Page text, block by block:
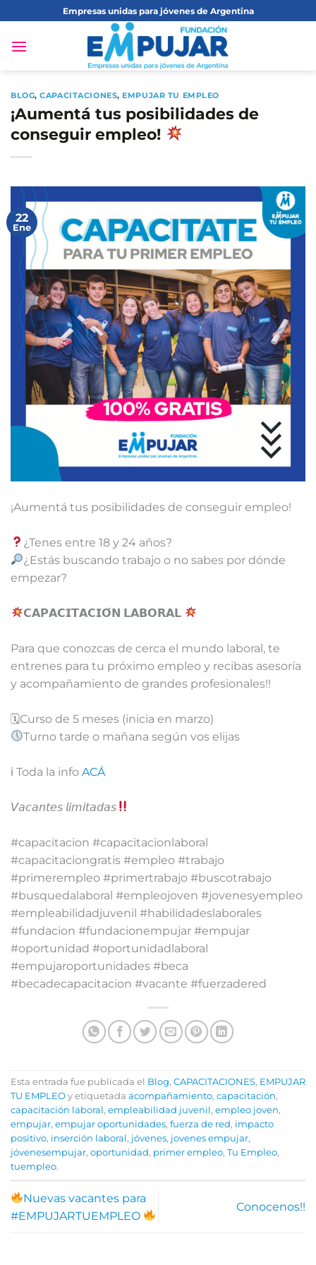
al
contenido
Empresas unidas para jóvenes de Argentina
BLOG,CAPACITACIONES, EMPUJAR TU EMPLEO
¡Aumentá tus posibilidades de
conseguir empleo!
22
Ene
¡Aumentá tus posibilidades de conseguir empleo! ⁣
¿Tenes entre 18 y 24 años?⁣⁣⁣
¿Estás buscando trabajo o no sabes por dónde
empezar?⁣⁣⁣
𝗖𝗔𝗣𝗔𝗖𝗜𝗧𝗔𝗖𝗜𝗢́𝗡 𝗟𝗔𝗕𝗢𝗥𝗔𝗟
Para que conozcas de cerca el mundo laboral, te
entrenes para tu próximo empleo y recibas asesoría
y acompañamiento de grandes profesionales!!⁣⁣⁣
🗓Curso de 5 meses (inicia en marzo)⁣⁣⁣
Turno tarde o mañana según vos elijas⁣⁣⁣
ℹ Toda la info ACÁ
𝘝𝘢𝘤𝘢𝘯𝘵𝘦𝘴 𝘭𝘪𝘮𝘪𝘵𝘢𝘥𝘢𝘴
#capacitacion #capacitacionlaboral
#capacitaciongratis #empleo #trabajo
#primerempleo #primertrabajo #buscotrabajo
#busquedalaboral #empleojoven #jovenesyempleo
#empleabilidadjuvenil #habilidadeslaborales
#fundacion #fundacionempujar #empujar
#oportunidad #oportunidadlaboral
#empujaroportunidades #beca
#becadecapacitacion #vacante #fuerzadered
Esta entrada fue publicada el Blog, CAPACITACIONES, EMPUJAR
TU EMPLEO y etiquetada acompañamiento, capacitación,
capacitación laboral , empleabilidad juvenil , empleo joven,
empujar, empujar oportunidades, fuerza de red, impacto
positivo, inserción laboral , jóvenes, jovenes empujar,
jóvenesempujar, oportunidad, primer empleo, Tu Empleo,
tuempleo.
Nuevas vacantes para
#EMPUJARTUEMPLEO
Conocenos!!